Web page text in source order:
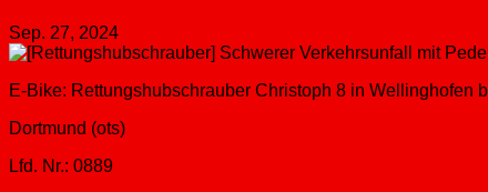
Sep. 27, 2024
E-Bike: Rettungshubschrauber Christoph 8 in Wellinghofen
Dortmund (ots)
Lfd. Nr.: 0889